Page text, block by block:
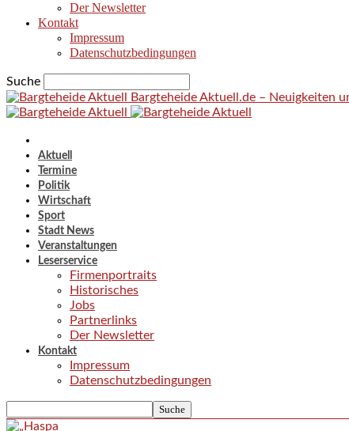
Der Newsletter
Kontakt
Impressum
Datenschutzbedingungen
Suche
Bargteheide Aktuell.de – Neuigkeiten
Aktuell
Termine
Politik
Wirtschaft
Sport
Stadt News
Veranstaltungen
Leserservice
Firmenportraits
Historisches
Jobs
Partnerlinks
Der Newsletter
Kontakt
Impressum
Datenschutzbedingungen